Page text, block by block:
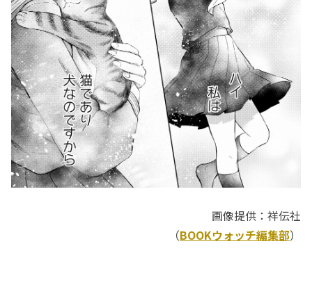
画像提供：祥伝社
（BOOKウォッチ編集部）